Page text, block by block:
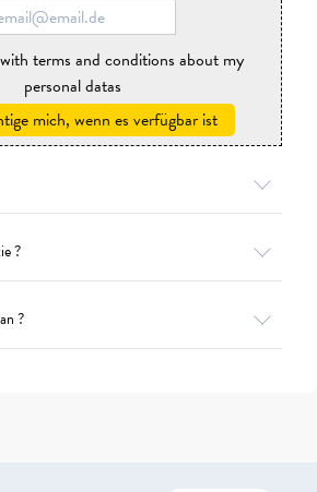
terms and conditions about my
personal datas
mich, wenn es verfügbar ist
?
?